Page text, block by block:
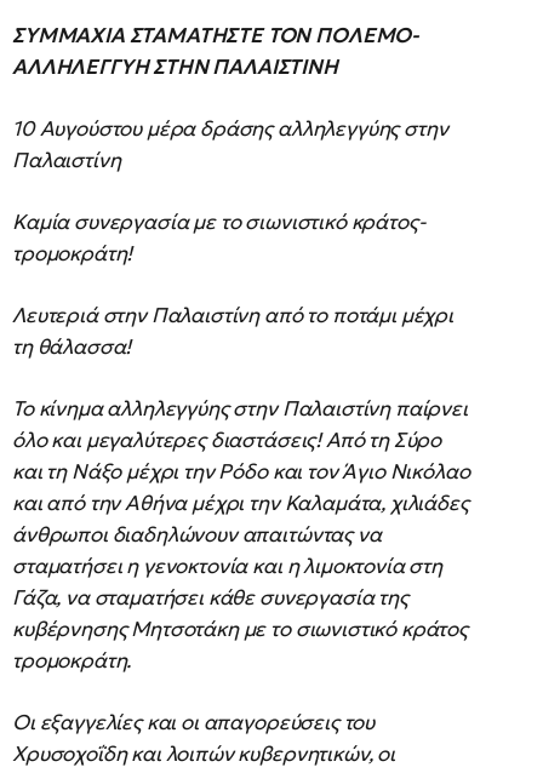
ΣΥΜΜΑΧΙΑ ΣΤΑΜΑΤΗΣΤΕ ΤΟΝ ΠΟΛΕΜΟ-
ΑΛΛΗΛΕΓΓΥΗ ΣΤΗΝ ΠΑΛΑΙΣΤΙΝΗ
10 Αυγούστου μέρα δράσης αλληλεγγύης στην
Παλαιστίνη
Καμία συνεργασία με το σιωνιστικό κράτος-
τρομοκράτη!
Λευτεριά στην Παλαιστίνη από το ποτάμι μέχρι
τη θάλασσα!
Το κίνημα αλληλεγγύης στην Παλαιστίνη παίρνει
όλο και μεγαλύτερες διαστάσεις! Από τη Σύρο
και τη Νάξο μέχρι την Ρόδο και τον Άγιο Νικόλαο
και από την Αθήνα μέχρι την Καλαμάτα, χιλιάδες
άνθρωποι διαδηλώνουν απαιτώντας να
σταματήσει η γενοκτονία και η λιμοκτονία στη
Γάζα, να σταματήσει κάθε συνεργασία της
κυβέρνησης Μητσοτάκη με το σιωνιστικό κράτος
τρομοκράτη.
Οι εξαγγελίες και οι απαγορεύσεις του
Χρυσοχοΐδη και λοιπών κυβερνητικών, οι